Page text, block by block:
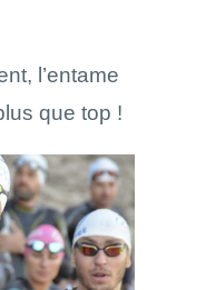
l’entame
que top !